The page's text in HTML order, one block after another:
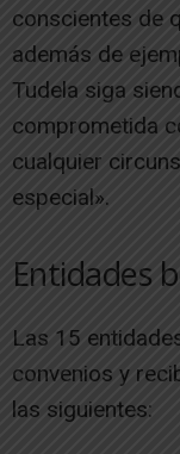
conscientes de
además de
Tudela siga
comprometida
cualquier
especial».
Entidades
Las 15
convenios y
las siguientes: